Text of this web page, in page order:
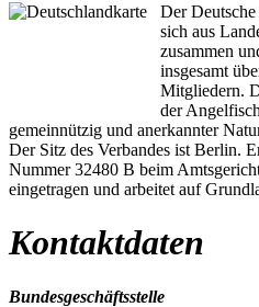
Der
sich aus
zusammen
insgesamt
Mitgliedern.
der
gemeinnützig und anerkannter
Der Sitz des Verbandes ist Berlin.
Nummer 32480 B beim
eingetragen und arbeitet auf
Kontaktdaten
Bundesgeschäftsstelle